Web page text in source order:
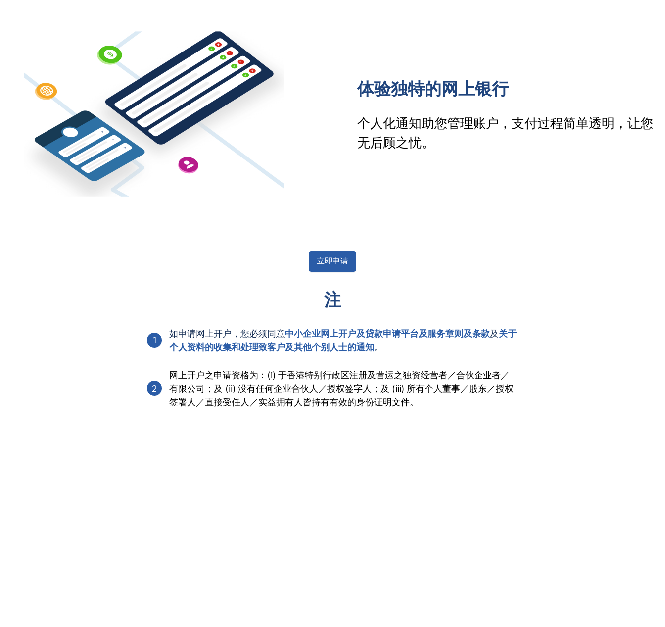
体验独特的网上银行
个人化通知助您管理账户，支付过程简单透明，让您
无后顾之忧。
立即申请
注
1
如申请网上开户，您必须同意中小企业网上开户及贷款申请平台及服务章则及条款及关于
个人资料的收集和处理致客户及其他个别人士的通知。
2
网上开户之申请资格为：(i) 于香港特别行政区注册及营运之独资经营者／合伙企业者／
有限公司；及 (ii) 没有任何企业合伙人／授权签字人；及 (iii) 所有个人董事／股东／授权
签署人／直接受任人／实益拥有人皆持有有效的身份证明文件。